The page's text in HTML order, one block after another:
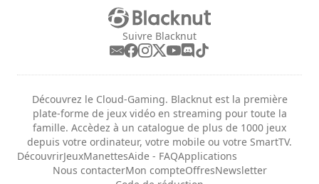
Suivre Blacknut
Découvrez le Cloud-Gaming. Blacknut est la première
plate-forme de jeux vidéo en streaming pour toute la
famille. Accèdez à un catalogue de plus de 1000 jeux
depuis votre ordinateur, votre mobile ou votre SmartTV.
DécouvrirJeuxManettesAide - FAQApplications
Nous contacterMon compteOffresNewsletter